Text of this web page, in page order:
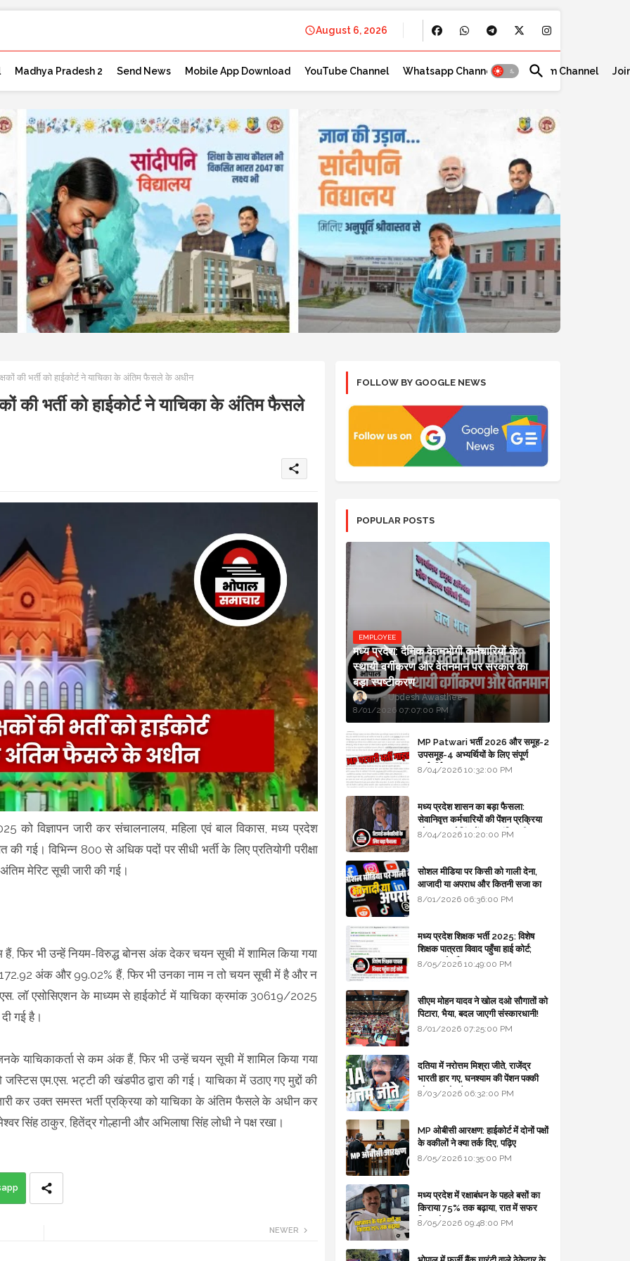
August 6, 2026
Madhya Pradesh 2 Send News Mobile App Download YouTube Channel Whatsapp Channel Telegram Channel
की भर्ती को हाईकोर्ट ने याचिका के अंतिम फैसले के अधीन
की भर्ती को हाईकोर्ट ने याचिका के अंतिम फैसले
share
को विज्ञापन जारी कर संचालनालय, महिला एवं बाल विकास, मध्य प्रदेश
गई। विभिन्न 800 से अधिक पदों पर सीधी भर्ती के लिए प्रतियोगी परीक्षा
मेरिट सूची जारी की गई।
हैं, फिर भी उन्हें नियम-विरुद्ध बोनस अंक देकर चयन सूची में शामिल किया गया
172.92 अंक और 99.02% हैं, फिर भी उनका नाम न तो चयन सूची में है और न
लॉ एसोसिएशन के माध्यम से हाईकोर्ट में याचिका क्रमांक 30619/2025
गई है।
याचिकाकर्ता से कम अंक हैं, फिर भी उन्हें चयन सूची में शामिल किया गया
एम.एस. भट्टी की खंडपीठ द्वारा की गई। याचिका में उठाए गए मुद्दों की
कर उक्त समस्त भर्ती प्रक्रिया को याचिका के अंतिम फैसले के अधीन कर
सिंह ठाकुर, हितेंद्र गोल्हानी और अभिलाषा सिंह लोधी ने पक्ष रखा।
NEWER
FOLLOW BY GOOGLE NEWS
POPULAR POSTS
EMPLOYEE
मध्य प्रदेश: दैनिक वेतनभोगी कर्मचारियों के
स्थायी वर्गीकरण और वेतनमान पर सरकार का
बड़ा स्पष्टीकरण
Updesh Awasthee
8/01/2026 07:07:00 PM
MP Patwari भर्ती 2026 और समूह-2
उपसमूह-4 अभ्यर्थियों के लिए संपूर्ण
मार्गदर्शिका
8/04/2026 10:32:00 PM
मध्य प्रदेश शासन का बड़ा फैसला:
सेवानिवृत्त कर्मचारियों की पेंशन प्रक्रिया
और बजट कोडिंग में हुए क्रांतिकारी
8/04/2026 10:20:00 PM
सोशल मीडिया पर किसी को गाली देना,
आजादी या अपराध और कितनी सजा का
प्रावधान - free legal advice
8/01/2026 06:36:00 PM
मध्य प्रदेश शिक्षक भर्ती 2025: विशेष
शिक्षक पात्रता विवाद पहुँचा हाई कोर्ट;
सरकार से माँगा जवाब
8/05/2026 10:49:00 PM
सीएम मोहन यादव ने खोल दओ सौगातों को
पिटारा, भैया, बदल जाएगी संस्कारधानी!
8/01/2026 07:25:00 PM
दतिया में नरोत्तम मिश्रा जीते, राजेंद्र
भारती हार गए, घनश्याम की पेंशन पक्की
और आशुतोष बैक टू...
8/03/2026 06:32:00 PM
MP ओबीसी आरक्षण: हाईकोर्ट में दोनों पक्षों
के वकीलों ने क्या तर्क दिए, पढ़िए
8/05/2026 10:35:00 PM
मध्य प्रदेश में रक्षाबंधन के पहले बसों का
किराया 75% तक बढ़ाया, रात में सफर
किया तो 10% एक्स्ट्रा
8/05/2026 09:48:00 PM